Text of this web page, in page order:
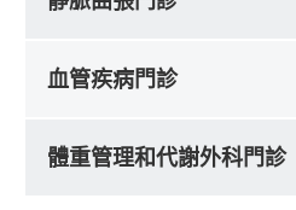
血管疾病門診
體重管理和代謝外科門診